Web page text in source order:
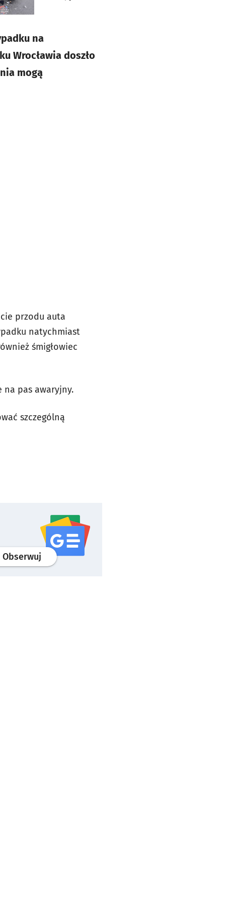
na
Wrocławia doszło
mogą
przodu auta
natychmiast
śmigłowiec
na pas awaryjny.
szczególną
Obserwuj profilgoogle news